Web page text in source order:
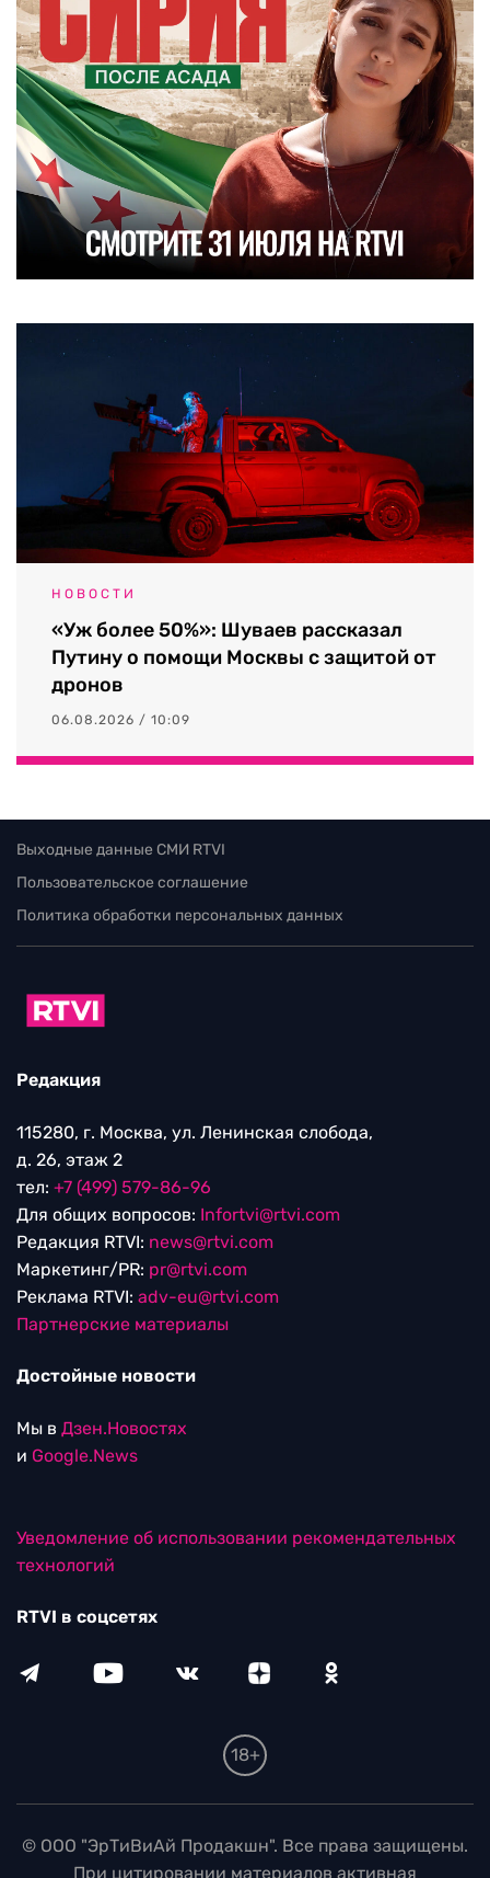
НОВОСТИ
«Уж более 50%»: Шуваев рассказал
Путину о помощи Москвы с защитой от
дронов
06.08.2026 / 10:09
Выходные данные СМИ RTVI
Пользовательское соглашение
Политика обработки персональных данных
Редакция
115280, г. Москва, ул. Ленинская слобода,
д. 26, этаж 2
тел: +7 (499) 579-86-96
Для общих вопросов: Infortvi@rtvi.com
Редакция RTVI: news@rtvi.com
Маркетинг/PR: pr@rtvi.com
Реклама RTVI: adv-eu@rtvi.com
Партнерские материалы
Достойные новости
Мы в Дзен.Новостях
и Google.News
Уведомление об использовании рекомендательных
технологий
RTVI в соцсетях
18+
© ООО "ЭрТиВиАй Продакшн". Все права защищены.
При цитировании материалов активная